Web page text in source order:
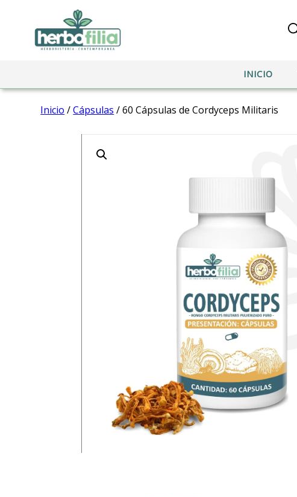
INICIO
Contraseña*
ACCESO
¿Olvidaste la contraseña?
Inicio /Cápsulas / 60 Cápsulas de Cordyceps Militaris